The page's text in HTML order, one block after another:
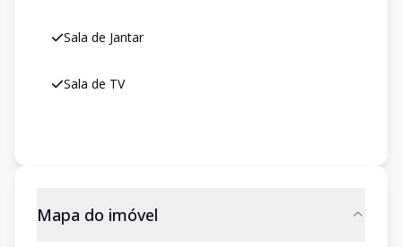
Sala de Jantar
Sala de TV
Mapa do imóvel